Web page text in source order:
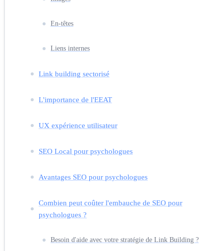
En-têtes
Liens internes
Link building sectorisé
L'importance de l'EEAT
UX expérience utilisateur
SEO Local pour psychologues
Avantages SEO pour psychologues
Combien peut coûter l'embauche de SEO pour
psychologues ?
Besoin d'aide avec votre stratégie de Link Building ?